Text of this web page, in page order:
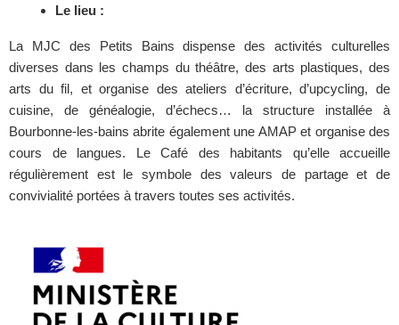
Le lieu :
La MJC des Petits Bains dispense des activités culturelles
diverses dans les champs du théâtre, des arts plastiques, des
arts du fil, et organise des ateliers d’écriture, d’upcycling, de
cuisine, de généalogie, d’échecs… la structure installée à
Bourbonne-les-bains abrite également une AMAP et organise des
cours de langues. Le Café des habitants qu’elle accueille
régulièrement est le symbole des valeurs de partage et de
convivialité portées à travers toutes ses activités.